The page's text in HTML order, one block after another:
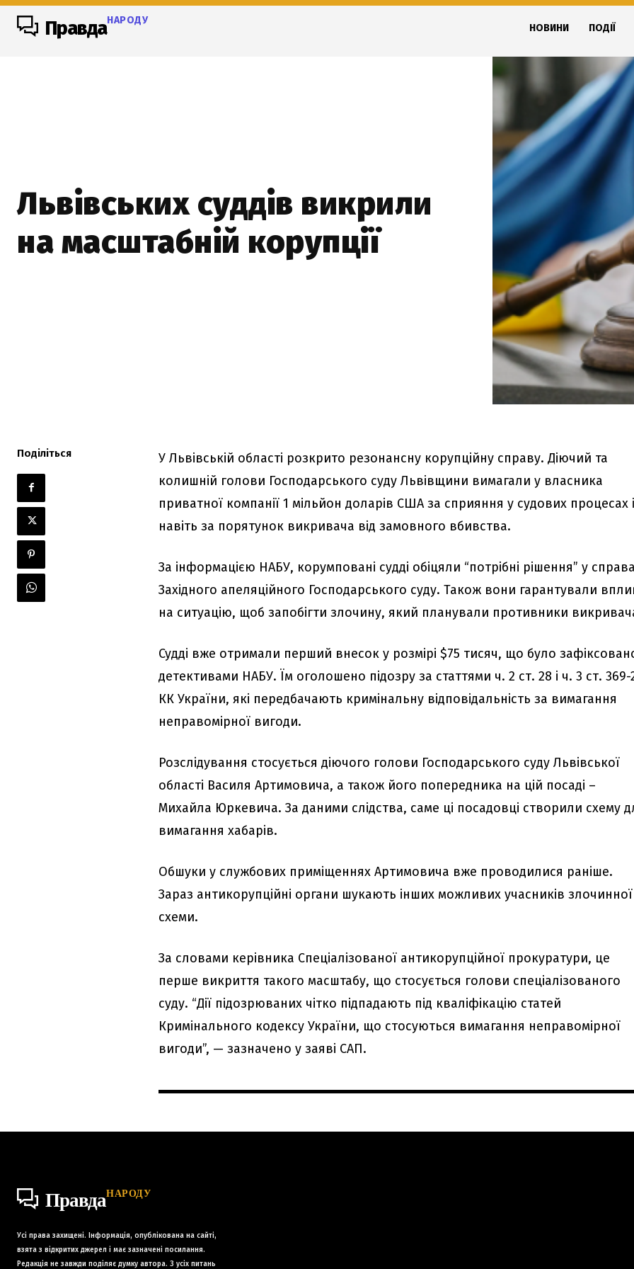
ПравдаНАРОДУ
НОВИНИ ПОДІЇ
Львівських суддів викрили
на масштабній корупції
Поділіться
У Львівській області розкрито резонансну корупційну справу. Діючий та
колишній голови Господарського суду Львівщини вимагали у власника
приватної компанії 1 мільйон доларів США за сприяння у судових процесах і
навіть за порятунок викривача від замовного вбивства.
За інформацією НАБУ, корумповані судді обіцяли “потрібні рішення” у
Західного апеляційного Господарського суду. Також вони гарантували
на ситуацію, щоб запобігти злочину, який планували противники
Судді вже отримали перший внесок у розмірі $75 тисяч, що було
детективами НАБУ. Їм оголошено підозру за статтями ч. 2 ст. 28 і ч. 3 ст. 369-
КК України, які передбачають кримінальну відповідальність за вимагання
неправомірної вигоди.
Розслідування стосується діючого голови Господарського суду Львівської
області Василя Артимовича, а також його попередника на цій посаді –
Михайла Юркевича. За даними слідства, саме ці посадовці створили схему
вимагання хабарів.
Обшуки у службових приміщеннях Артимовича вже проводилися раніше.
Зараз антикорупційні органи шукають інших можливих учасників злочинної
схеми.
За словами керівника Спеціалізованої антикорупційної прокуратури, це
перше викриття такого масштабу, що стосується голови спеціалізованого
суду. “Дії підозрюваних чітко підпадають під кваліфікацію статей
Кримінального кодексу України, що стосуються вимагання неправомірної
вигоди”, — зазначено у заяві САП.
ПравдаНАРОДУ
Усі права захищені. Інформація, опублікована на сайті,
взята з відкритих джерел і має зазначені посилання.
Редакція не завжди поділяє думку автора. З усіх питань